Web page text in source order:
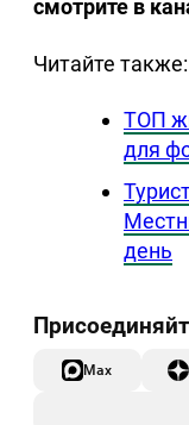
смотрите в
Читайте также:
ТОП
для
день
Max